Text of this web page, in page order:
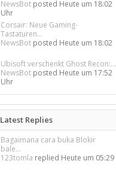
NewsBot posted Heute um 18:02
Uhr
Corsair: Neue Gaming-
Tastaturen...
NewsBot posted Heute um 18:02
Ubisoft verschenkt Ghost Recon:...
NewsBot posted Heute um 17:52
Uhr
Latest Replies
Bagaimana cara buka Blokir
bale...
123tomla replied Heute um 05:29